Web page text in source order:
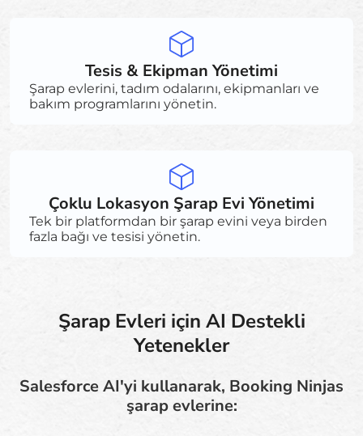
Tesis & Ekipman Yönetimi
Şarap evlerini, tadım odalarını, ekipmanları ve
bakım programlarını yönetin.
Çoklu Lokasyon Şarap Evi Yönetimi
Tek bir platformdan bir şarap evini veya birden
fazla bağı ve tesisi yönetin.
Şarap Evleri için AI Destekli
Yetenekler
Salesforce AI'yi kullanarak, Booking Ninjas
şarap evlerine: